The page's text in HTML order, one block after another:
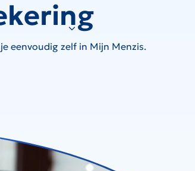
eenvoudig zelf in Mijn Menzis.